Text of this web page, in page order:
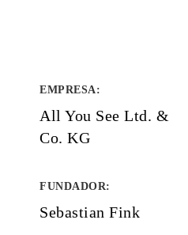
EMPRESA:
All You See Ltd. &
Co. KG
FUNDADOR:
Sebastian Fink